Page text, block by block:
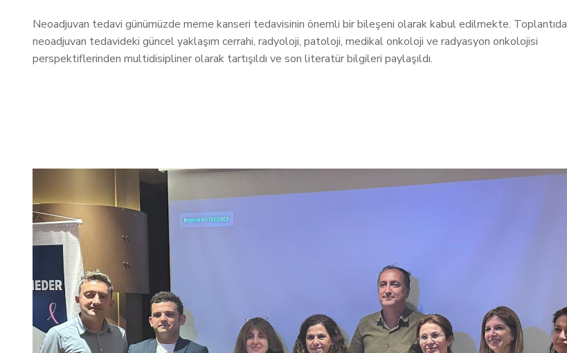
Neoadjuvan tedavi günümüzde meme kanseri tedavisinin önemli bir bileşeni olarak kabul edilmekte. Toplantıda
neoadjuvan tedavideki güncel yaklaşım cerrahi, radyoloji, patoloji, medikal onkoloji ve radyasyon onkolojisi
perspektiflerinden multidisipliner olarak tartışıldı ve son literatür bilgileri paylaşıldı.